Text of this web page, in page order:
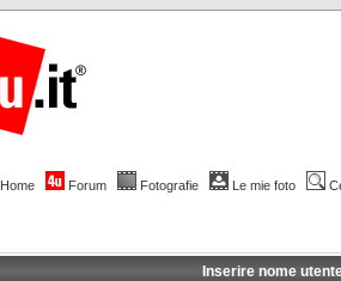
Home Forum Fotografie Le mie foto
Inserire nome